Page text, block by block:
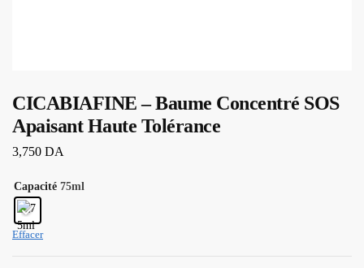
CICABIAFINE – Baume Concentré SOS
Apaisant Haute Tolérance
3,750 DA
Capacité 75ml
Effacer